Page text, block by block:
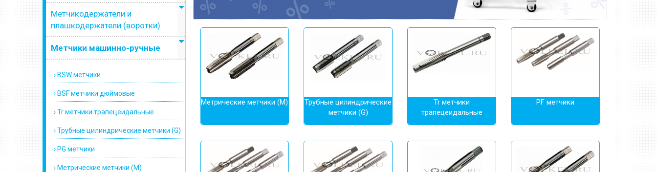
Метчикодержатели и
плашкодержатели (воротки)
Метчики машинно-ручные
› BSW метчики
› BSF метчики дюймовые
› Tr метчики трапецеидальные
› Трубные цилиндрические метчики (G)
› PG метчики
› Метрические метчики (М)
Метрические метчики (М)
Трубные цилиндрические
метчики (G)
Tr метчики
трапецеидальные
PF метчики